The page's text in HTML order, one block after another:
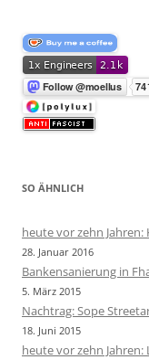
SO ÄHNLICH
heute vor zehn Jahren:
28. Januar 2016
Bankensanierung in
5. März 2015
Nachtrag: Sope
18. Juni 2015
heute vor zehn